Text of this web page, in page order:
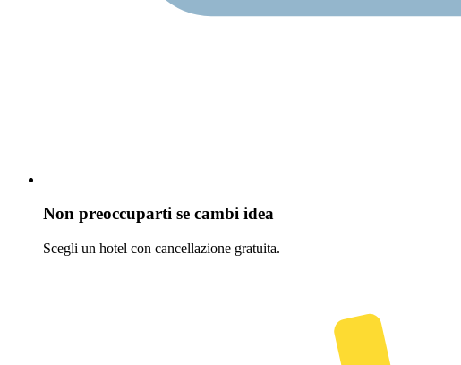
Non preoccuparti se cambi idea
Scegli un hotel con cancellazione gratuita.